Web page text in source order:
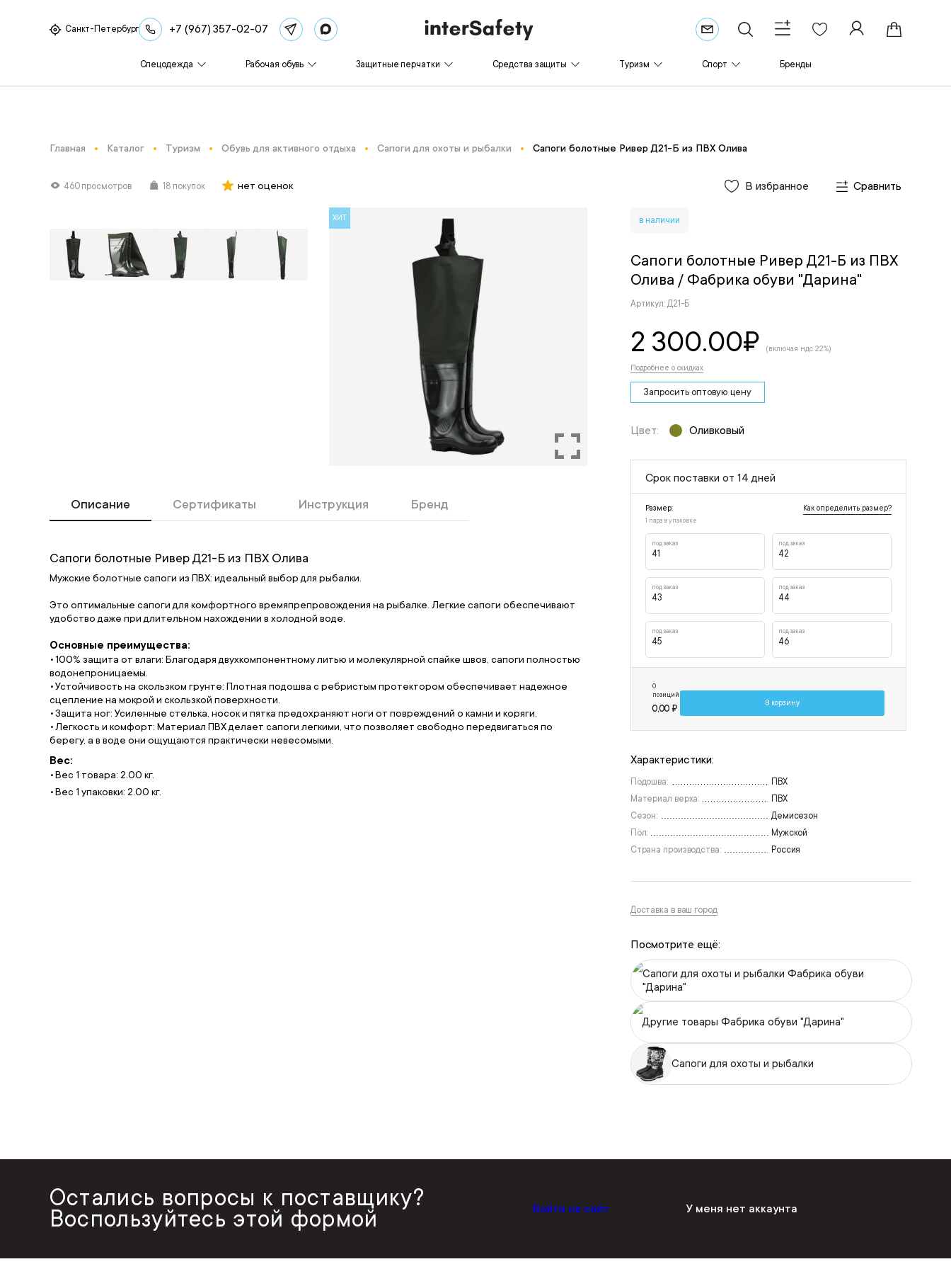
Санкт-Петербург +7 (967) 357-02-07
Спецодежда Рабочая обувь Защитные перчатки Средства защиты Туризм Спорт Бренды
Главная Каталог Туризм Обувь для активного отдыха Сапоги для охоты и рыбалки Сапоги болотные Ривер Д21-Б из ПВХ Олива
460 просмотров 18 покупок нет оценок В избранное Сравнить
ХИТ
Описание Сертификаты Инструкция Бренд
Сапоги болотные Ривер Д21-Б из ПВХ Олива
Мужские болотные сапоги из ПВХ: идеальный выбор для рыбалки.
Это оптимальные сапоги для комфортного времяпрепровождения на рыбалке. Легкие сапоги обеспечивают
удобство даже при длительном нахождении в холодной воде.
Основные преимущества:
100% защита от влаги: Благодаря двухкомпонентному литью и молекулярной спайке швов, сапоги полностью
водонепроницаемы.
Устойчивость на скользком грунте: Плотная подошва с ребристым протектором обеспечивает надежное
сцепление на мокрой и скользкой поверхности.
Защита ног: Усиленные стелька, носок и пятка предохраняют ноги от повреждений о камни и коряги.
Легкость и комфорт: Материал ПВХ делает сапоги легкими, что позволяет свободно передвигаться по
берегу, а в воде они ощущаются практически невесомыми.
Вес:
Вес 1 товара: 2.00 кг.
Вес 1 упаковки: 2.00 кг.
в наличии
Сапоги болотные Ривер Д21-Б из ПВХ
Олива / Фабрика обуви "Дарина"
Артикул: Д21-Б
2 300.00₽ (включая ндс 22%)
Подробнее о скидках
Запросить оптовую цену
Цвет: Оливковый
Срок поставки от 14 дней
Размер: Как определить размер?
1 пара в упаковке
под заказ
41
под заказ
42
под заказ
43
под заказ
44
под заказ
45
под заказ
46
0
позиций
0,00 ₽
В корзину
Характеристики:
Подошва:
ПВХ
Материал верха:
ПВХ
Сезон:
Демисезон
Пол:
Мужской
Страна производства:
Россия
Доставка в ваш город
Посмотрите ещё:
Сапоги для охоты и рыбалки Фабрика обуви
"Дарина"
Другие товары Фабрика обуви "Дарина"
Сапоги для охоты и рыбалки
Остались вопросы к поставщику?
Воспользуйтесь этой формой
Войти на сайт У меня нет аккаунта